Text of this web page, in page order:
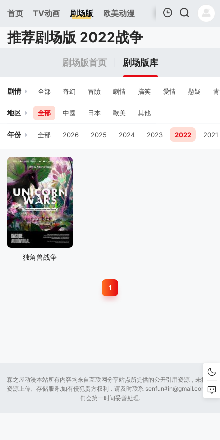
首页 TV动画 剧场版 欧美动漫
我的观影记录
推荐剧场版 2022战争
剧场版首页 剧场版库
剧情 全部 奇幻 冒險 劇情 搞笑 愛情 懸疑
地区 全部 中國 日本 歐美 其他
年份 全部 2026 2025 2024 2023 2022 2021
独角兽战争
1
森之屋动漫本站所有内容均来自互联网分享站点所提供的公开引用资源，未提供
资源上传、存储服务.如有侵犯贵方权利，请及时联系 senfun#in@gmail.com 我
们会第一时间妥善处理.